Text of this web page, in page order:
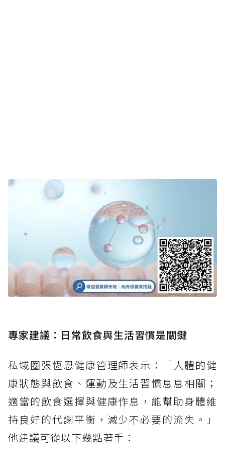
專家建議：日常飲食與生活習慣是關鍵
私域圈張恆恩健康管理師表示：「人體的健
康狀態與飲食、運動及生活習慣息息相關；
適當的飲食選擇與健康作息，能幫助身體維
持良好的代謝平衡，減少不必要的流失。」
他建議可從以下幾點著手：